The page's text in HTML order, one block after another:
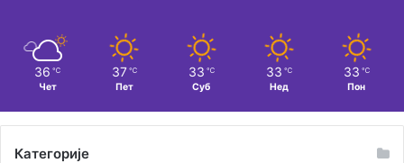
36 ℃
Чет
37 ℃
Пет
33 ℃
Суб
33 ℃
Нед
33 ℃
Пон
Категорије